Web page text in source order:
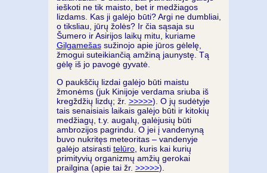
ieškoti ne tik maisto, bet ir medžiagos
lizdams. Kas ji galėjo būti? Argi ne dumbliai,
o tiksliau, jūrų žolės? Ir čia sąsaja su
Šumero ir Asirijos laikų mitu, kuriame
Gilgamešassužinojo apie jūros gėlelę,
žmogui suteikiančią amžiną jaunystę. Tą
gėlę iš jo pavogė gyvatė.
O paukščių lizdai galėjo būti maistu
žmonėms (juk Kinijoje verdama sriuba iš
kregždžių lizdų; žr. >>>>>). O jų sudėtyje
tais senaisiais laikais galėjo būti ir kitokių
medžiagų, t.y. augalų, galėjusių būti
ambrozijos pagrindu. O jei į vandenyną
buvo nukritęs meteoritas – vandenyje
galėjo atsirasti telūro, kuris kai kurių
primityvių organizmų amžių gerokai
prailgina (apie tai žr. >>>>>).